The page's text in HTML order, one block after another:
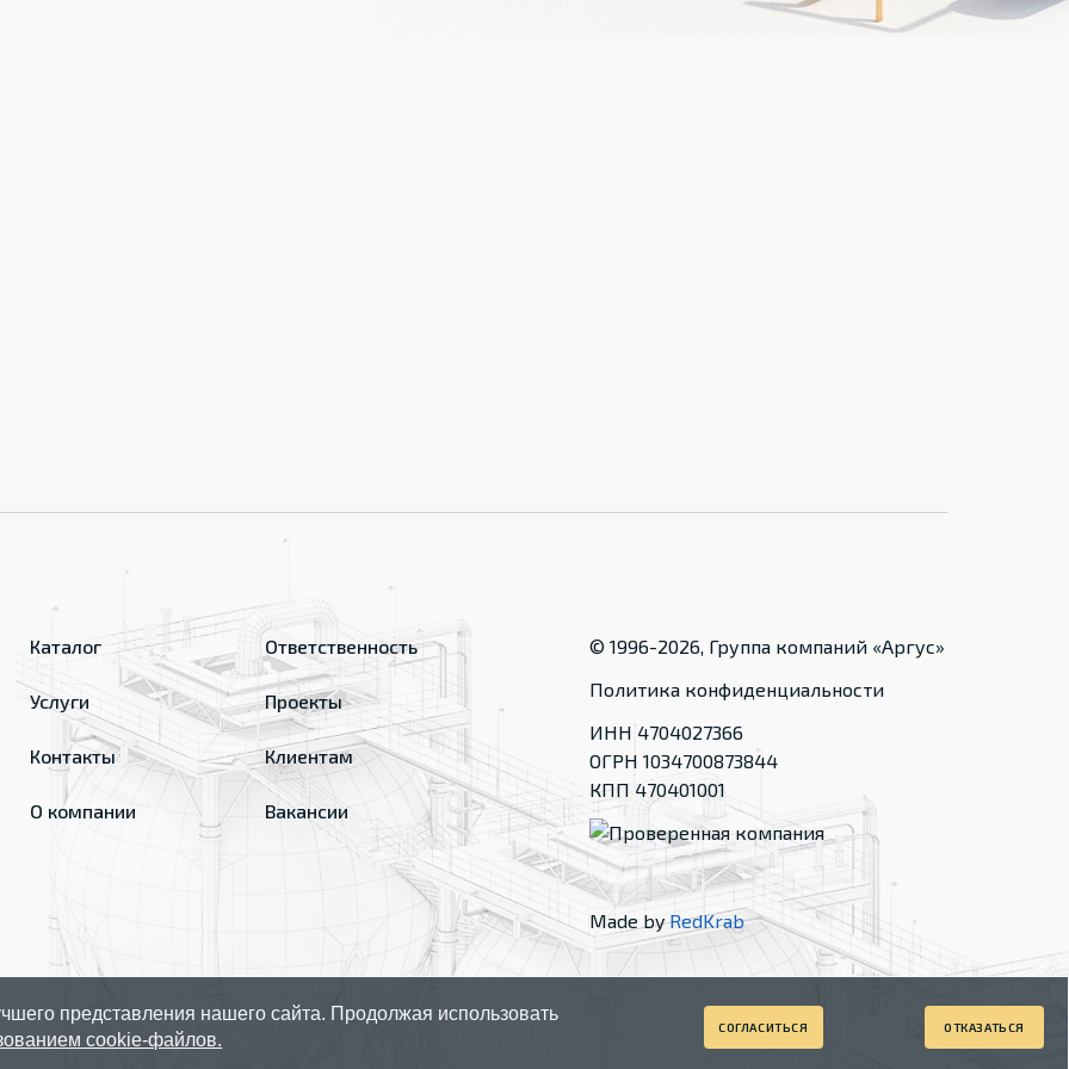
Каталог
Услуги
Контакты
О компании
Ответственность
Проекты
Клиентам
Вакансии
© 1996-2026, Группа компаний «Аргус»
Политика конфиденциальности
ИНН 4704027366
ОГРН 1034700873844
КПП 470401001
Made byRedKrab
представления нашего сайта. Продолжая использовать
cookie-файлов.
СОГЛАСИТЬСЯ ОТКАЗАТЬСЯ